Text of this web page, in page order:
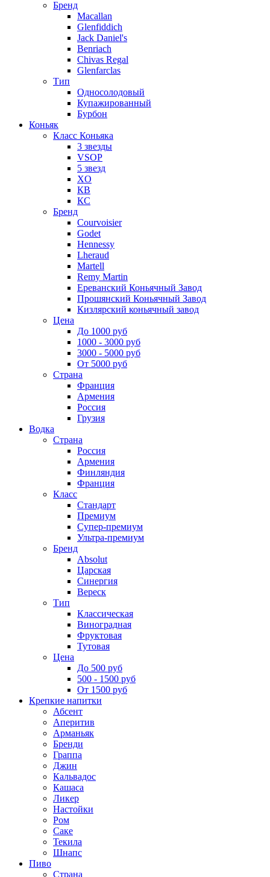
Бренд
Macallan
Glenfiddich
Jack Daniel's
Benriach
Chivas Regal
Glenfarclas
Тип
Односолодовый
Купажированный
Бурбон
Коньяк
Класс Коньяка
3 звезды
VSOP
5 звезд
XO
КВ
КС
Бренд
Courvoisier
Godet
Hennessy
Lheraud
Martell
Remy Martin
Ереванский Коньячный Завод
Прошянский Коньячный Завод
Кизлярский коньячный завод
Цена
До 1000 руб
1000 - 3000 руб
3000 - 5000 руб
От 5000 руб
Страна
Франция
Армения
Россия
Грузия
Водка
Страна
Россия
Армения
Финляндия
Франция
Класс
Стандарт
Премиум
Супер-премиум
Ультра-премиум
Бренд
Absolut
Царская
Синергия
Вереск
Тип
Классическая
Виноградная
Фруктовая
Тутовая
Цена
До 500 руб
500 - 1500 руб
От 1500 руб
Крепкие напитки
Абсент
Аперитив
Арманьяк
Бренди
Граппа
Джин
Кальвадос
Кашаса
Ликер
Настойки
Ром
Саке
Текила
Шнапс
Пиво
Страна